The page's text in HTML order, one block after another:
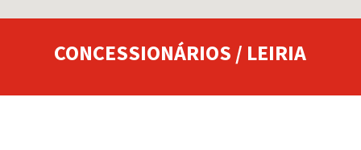
CONCESSIONÁRIOS / LEIRIA